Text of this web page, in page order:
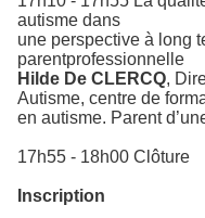
autisme dans
une perspective à long
parentprofessionnelle
Hilde De CLERCQ,
Autisme, centre de
en autisme. Parent
17h55 - 18h00 Clôture
Inscription